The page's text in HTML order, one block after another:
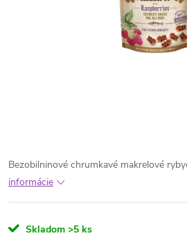
Bezobilninové chrumkavé makrelové
informácie
Skladom >5 ks